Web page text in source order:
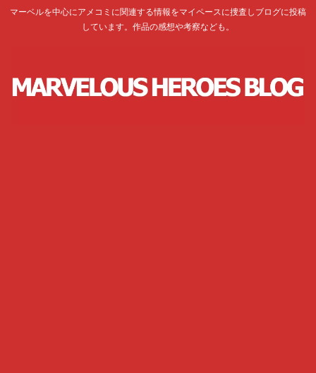
マーベルを中心にアメコミに関連する情報をマイペースに捜査しブログに投稿
しています。作品の感想や考察なども。